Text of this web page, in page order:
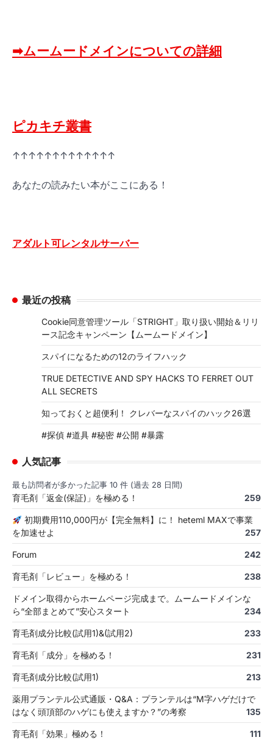
➡ムームードメインについての詳細
ピカキチ叢書
↑↑↑↑↑↑↑↑↑↑↑↑↑
あなたの読みたい本がここにある！
アダルト可レンタルサーバー
最近の投稿
Cookie同意管理ツール「STRIGHT」取り扱い開始＆リリ
ース記念キャンペーン【ムームードメイン】
スパイになるための12のライフハック
TRUE DETECTIVE AND SPY HACKS TO FERRET OUT
ALL SECRETS
知っておくと超便利！ クレバーなスパイのハック26選
#探偵 #道具 #秘密 #公開 #暴露
人気記事
最も訪問者が多かった記事 10 件 (過去 28 日間)
育毛剤「返金(保証)」を極める！ 259
初期費用110,000円が【完全無料】に！ heteml MAXで事業
を加速せよ
257
Forum 242
育毛剤「レビュー」を極める！ 238
ドメイン取得からホームページ完成まで。ムームードメインな
ら“全部まとめて”安心スタート
234
育毛剤成分比較(試用1)&(試用2) 233
育毛剤「成分」を極める！ 231
育毛剤成分比較(試用1) 213
薬用プランテル公式通販・Q&A：プランテルは“M字ハゲだけで
はなく頭頂部のハゲにも使えますか？”の考察
135
育毛剤「効果」極める！ 111